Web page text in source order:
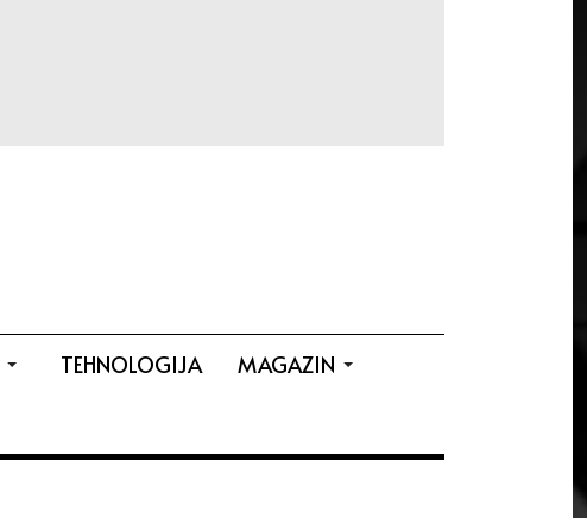
TEHNOLOGIJA
MAGAZIN